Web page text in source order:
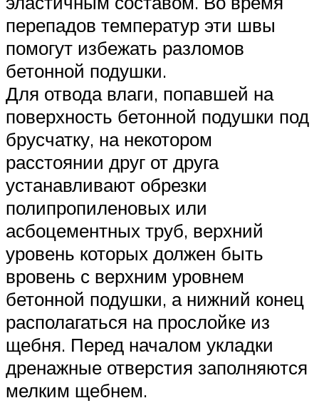
перепадов температур эти швы
помогут избежать разломов
бетонной подушки.
Для отвода влаги, попавшей на
поверхность бетонной подушки под
брусчатку, на некотором
расстоянии друг от друга
устанавливают обрезки
полипропиленовых или
асбоцементных труб, верхний
уровень которых должен быть
вровень с верхним уровнем
бетонной подушки, а нижний конец
располагаться на прослойке из
щебня. Перед началом укладки
дренажные отверстия заполняются
мелким щебнем.